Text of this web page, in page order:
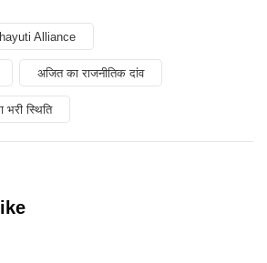
Alliance
अजित का राजनीतिक दांव
भरी स्थिति